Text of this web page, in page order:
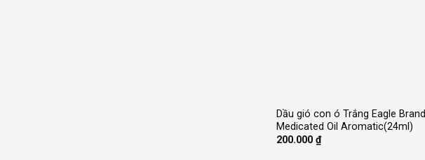
Dầu gió con ó Trắng Eagle Brand
Medicated Oil Aromatic(24ml)
200.000₫